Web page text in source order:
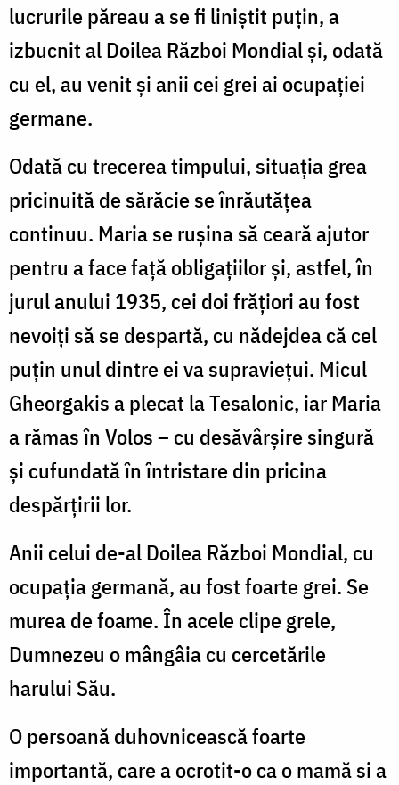
lucrurile păreau a se fi liniştit puţin, a
izbucnit al Doilea Război Mondial şi, odată
cu el, au venit şi anii cei grei ai ocupaţiei
germane.
Odată cu trecerea timpului, situaţia grea
pricinuită de sărăcie se înrăutăţea
continuu. Maria se ruşina să ceară ajutor
pentru a face faţă obligaţiilor şi, astfel, în
jurul anului 1935, cei doi frăţiori au fost
nevoiţi să se despartă, cu nădejdea că cel
puţin unul dintre ei va supravieţui. Micul
Gheorgakis a plecat la Tesalonic, iar Maria
a rămas în Volos – cu desăvârşire singură
şi cufundată în întristare din pricina
despărţirii lor.
Anii celui de-al Doilea Război Mondial, cu
ocupaţia germană, au fost foarte grei. Se
murea de foame. În acele clipe grele,
Dumnezeu o mângâia cu cercetările
harului Său.
O persoană duhovnicească foarte
importantă, care a ocrotit-o ca o mamă si a